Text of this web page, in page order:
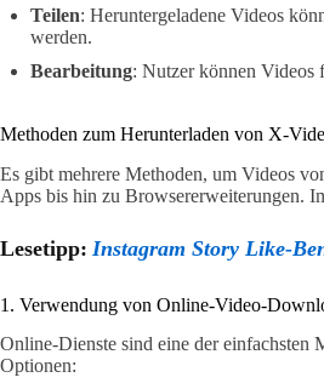
Teilen: Heruntergeladene Videos
werden.
Bearbeitung: Nutzer können Videos
Methoden zum Herunterladen von X-
Es gibt mehrere Methoden, um Videos
Apps bis hin zu Browsererweiterungen.
Lesetipp: Instagram Story Like-
1. Verwendung von Online-Video-
Online-Dienste sind eine der
Optionen: